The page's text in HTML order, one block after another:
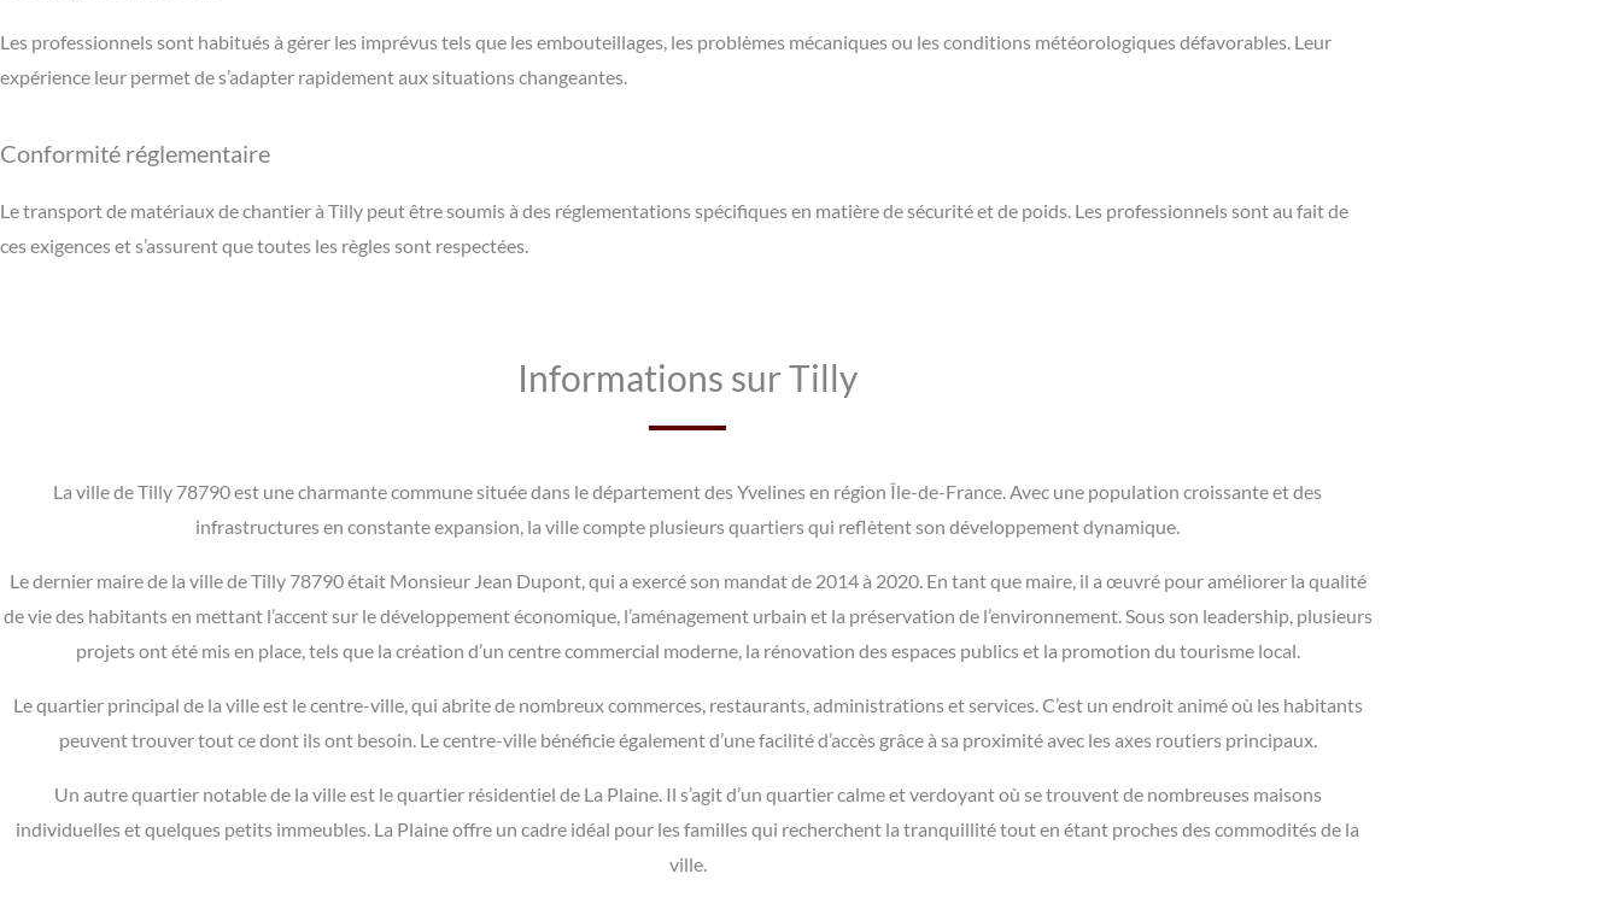
Les professionnels sont habitués à gérer les imprévus tels que les embouteillages, les problèmes mécaniques ou les conditions météorologiques défavorables. Leur
expérience leur permet de s’adapter rapidement aux situations changeantes.
Conformité réglementaire
Le transport de matériaux de chantier à Tilly peut être soumis à des réglementations spécifiques en matière de sécurité et de poids. Les professionnels sont au fait de
ces exigences et s’assurent que toutes les règles sont respectées.
Informations sur Tilly
La ville de Tilly 78790 est une charmante commune située dans le département des Yvelines en région Île-de-France. Avec une population croissante et des
infrastructures en constante expansion, la ville compte plusieurs quartiers qui reflètent son développement dynamique.
Le dernier maire de la ville de Tilly 78790 était Monsieur Jean Dupont, qui a exercé son mandat de 2014 à 2020. En tant que maire, il a œuvré pour améliorer la qualité
de vie des habitants en mettant l’accent sur le développement économique, l’aménagement urbain et la préservation de l’environnement. Sous son leadership, plusieurs
projets ont été mis en place, tels que la création d’un centre commercial moderne, la rénovation des espaces publics et la promotion du tourisme local.
Le quartier principal de la ville est le centre-ville, qui abrite de nombreux commerces, restaurants, administrations et services. C’est un endroit animé où les habitants
peuvent trouver tout ce dont ils ont besoin. Le centre-ville bénéficie également d’une facilité d’accès grâce à sa proximité avec les axes routiers principaux.
Un autre quartier notable de la ville est le quartier résidentiel de La Plaine. Il s’agit d’un quartier calme et verdoyant où se trouvent de nombreuses maisons
individuelles et quelques petits immeubles. La Plaine offre un cadre idéal pour les familles qui recherchent la tranquillité tout en étant proches des commodités de la
ville.